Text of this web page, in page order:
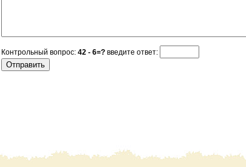
Контрольный вопрос: 42 - 6=? введите ответ: